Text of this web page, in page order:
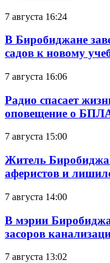
7 августа 16:24
В Биробиджане
садов к новому
7 августа 16:06
Радио спасает
оповещение о
7 августа 15:00
Житель
аферистов и
7 августа 14:00
В мэрии
засоров
7 августа 13:02